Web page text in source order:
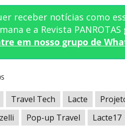
receber notícias como
e a Revista
em nosso grupo de
Travel Tech Lacte
Pop-up Travel Lacte17